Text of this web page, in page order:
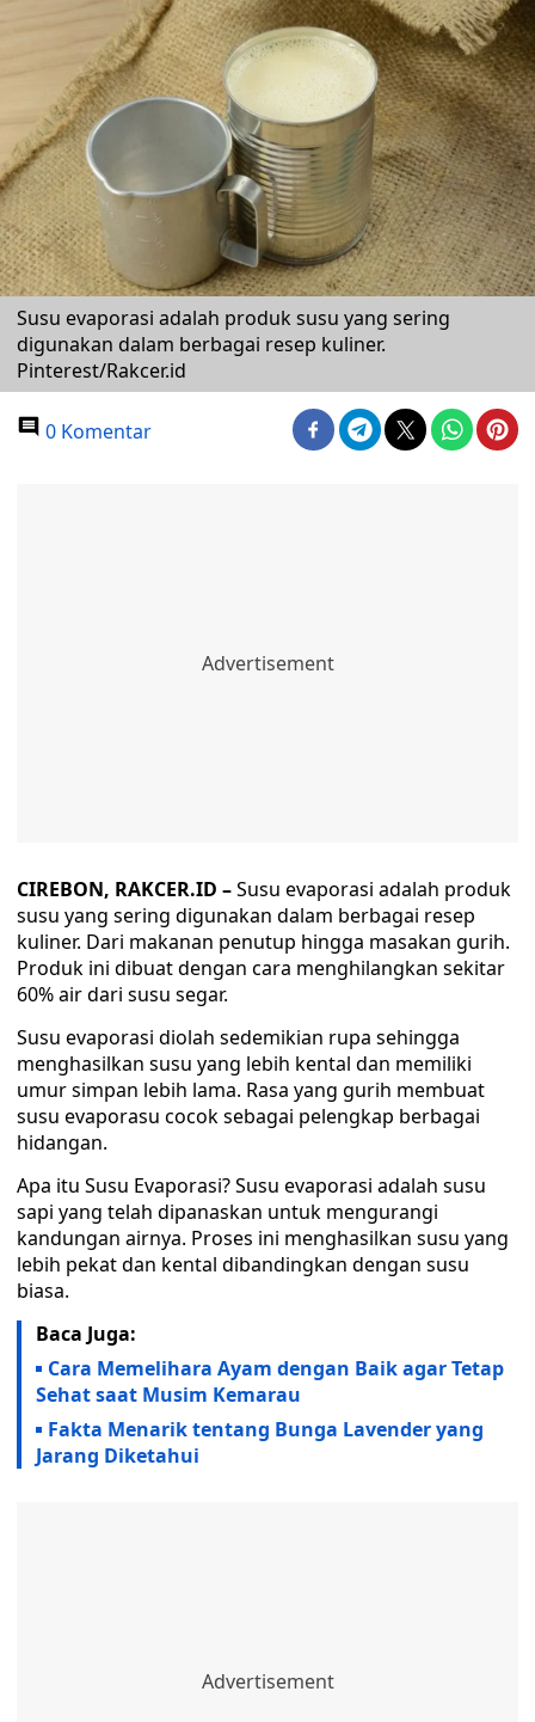
Susu evaporasi adalah produk susu yang sering
digunakan dalam berbagai resep kuliner.
Pinterest/Rakcer.id
0 Komentar
CIREBON, RAKCER.ID –Susu evaporasi adalah produk
susu yang sering digunakan dalam berbagai resep
kuliner. Dari makanan penutup hingga masakan gurih.
Produk ini dibuat dengan cara menghilangkan sekitar
60% air dari susu segar.
Susu evaporasi diolah sedemikian rupa sehingga
menghasilkan susu yang lebih kental dan memiliki
umur simpan lebih lama. Rasa yang gurih membuat
susu evaporasu cocok sebagai pelengkap berbagai
hidangan.
Apa itu Susu Evaporasi? Susu evaporasi adalah susu
sapi yang telah dipanaskan untuk mengurangi
kandungan airnya. Proses ini menghasilkan susu yang
lebih pekat dan kental dibandingkan dengan susu
biasa.
Baca Juga:
Cara Memelihara Ayam dengan Baik agar Tetap
Sehat saat Musim Kemarau
Fakta Menarik tentang Bunga Lavender yang
Jarang Diketahui